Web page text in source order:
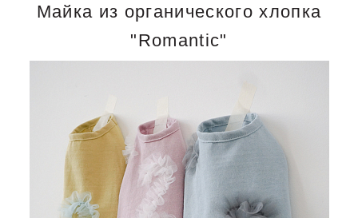
Майка из органического хлопка
"Romantic"